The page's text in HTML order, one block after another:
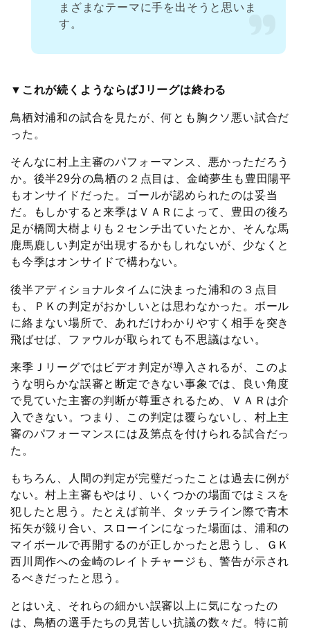
まざまなテーマに手を出そうと思いま
す。
▼これが続くようならばJリーグは終わる
鳥栖対浦和の試合を見たが、何とも胸クソ悪い試合だ
った。
そんなに村上主審のパフォーマンス、悪かっただろう
か。後半29分の鳥栖の２点目は、金崎夢生も豊田陽平
もオンサイドだった。ゴールが認められたのは妥当
だ。もしかすると来季はＶＡＲによって、豊田の後ろ
足が橋岡大樹よりも２センチ出ていたとか、そんな馬
鹿馬鹿しい判定が出現するかもしれないが、少なくと
も今季はオンサイドで構わない。
後半アディショナルタイムに決まった浦和の３点目
も、ＰＫの判定がおかしいとは思わなかった。ボール
に絡まない場所で、あれだけわかりやすく相手を突き
飛ばせば、ファウルが取られても不思議はない。
来季Ｊリーグではビデオ判定が導入されるが、このよ
うな明らかな誤審と断定できない事象では、良い角度
で見ていた主審の判断が尊重されるため、ＶＡＲは介
入できない。つまり、この判定は覆らないし、村上主
審のパフォーマンスには及第点を付けられる試合だっ
た。
もちろん、人間の判定が完璧だったことは過去に例が
ない。村上主審もやはり、いくつかの場面ではミスを
犯したと思う。たとえば前半、タッチライン際で青木
拓矢が競り合い、スローインになった場面は、浦和の
マイボールで再開するのが正しかったと思うし、ＧＫ
西川周作への金崎のレイトチャージも、警告が示され
るべきだったと思う。
とはいえ、それらの細かい誤審以上に気になったの
は、鳥栖の選手たちの見苦しい抗議の数々だ。特に前